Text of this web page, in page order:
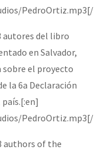
autores del libro
en Salvador,
sobre el proyecto
la 6a Declaración
authors of the